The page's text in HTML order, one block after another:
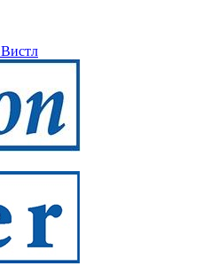
Вистл